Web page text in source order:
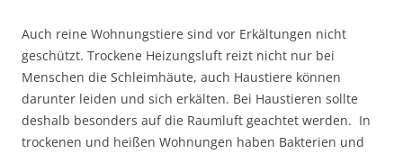
Auch reine Wohnungstiere sind vor Erkältungen nicht
geschützt. Trockene Heizungsluft reizt nicht nur bei
Menschen die Schleimhäute, auch Haustiere können
darunter leiden und sich erkälten. Bei Haustieren sollte
deshalb besonders auf die Raumluft geachtet werden. In
trockenen und heißen Wohnungen haben Bakterien und